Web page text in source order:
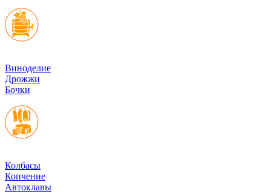
Виноделие
Дрожжи
Бочки
Колбасы
Копчение
Автоклавы